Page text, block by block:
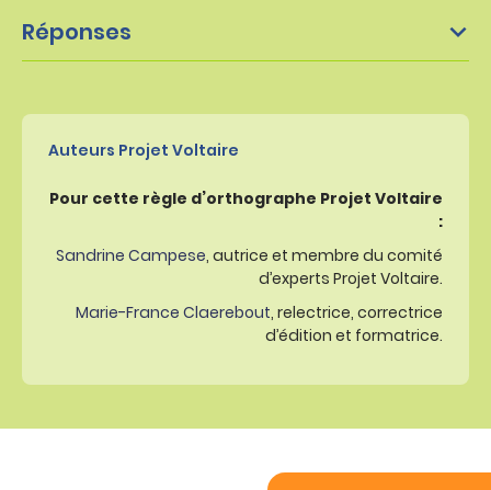
Réponses
Auteurs Projet Voltaire
Pour cette règle d’orthographe Projet Voltaire
:
Sandrine Campese, autrice et membre du comité
d’experts Projet Voltaire.
Marie-France Claerebout, relectrice, correctrice
d’édition et formatrice.